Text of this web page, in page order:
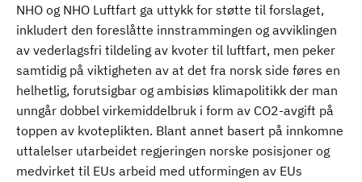
NHO og NHO Luftfart ga uttykk for støtte til forslaget,
inkludert den foreslåtte innstrammingen og avviklingen
av vederlagsfri tildeling av kvoter til luftfart, men peker
samtidig på viktigheten av at det fra norsk side føres en
helhetlig, forutsigbar og ambisiøs klimapolitikk der man
unngår dobbel virkemiddelbruk i form av CO2-avgift på
toppen av kvoteplikten. Blant annet basert på innkomne
uttalelser utarbeidet regjeringen norske posisjoner og
medvirket til EUs arbeid med utformingen av EUs